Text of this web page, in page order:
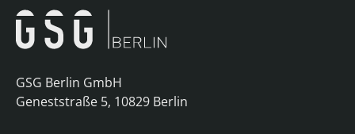
GSG Berlin GmbH
Geneststraße 5, 10829 Berlin